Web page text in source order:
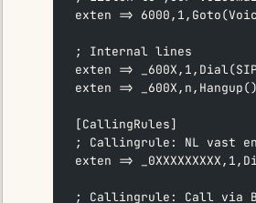
exten =>
; Internal lines
exten =>
exten => _600X,n,Hangup()
[CallingRules]
; Callingrule: NL vast
exten =>
; Callingrule: Call via